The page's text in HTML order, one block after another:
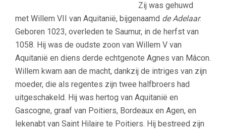
Zij was gehuwd
met Willem VII van Aquitanië, bijgenaamd de Adelaar.
Geboren 1023, overleden te Saumur, in de herfst van
1058. Hij was de oudste zoon van Willem V van
Aquitanië en diens derde echtgenote Agnes van Mâcon.
Willem kwam aan de macht, dankzij de intriges van zijn
moeder, die als regentes zijn twee halfbroers had
uitgeschakeld. Hij was hertog van Aquitanië en
Gascogne, graaf van Poitiers, Bordeaux en Agen, en
lekenabt van Saint Hilaire te Poitiers. Hij bestreed zijn